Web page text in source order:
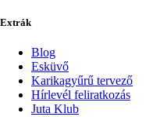
Extrák
Blog
Esküvő
Karikagyűrű tervező
Hírlevél feliratkozás
Juta Klub